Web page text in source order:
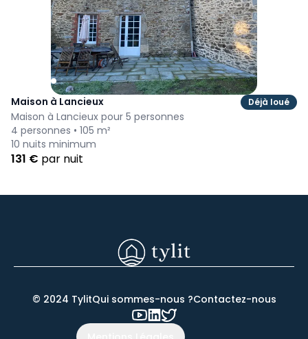
Maison à Lancieux Déjà loué
Maison à Lancieux pour 5 personnes
4 personnes • 105 m²
10 nuits minimum
131 € par nuit
© 2024 TylitQui sommes-nous ?Contactez-nous